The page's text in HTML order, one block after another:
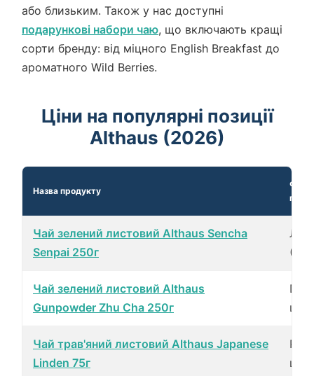
або близьким. Також у нас доступні
подарункові набори чаю, що включають кращі
сорти бренду: від міцного English Breakfast до
ароматного Wild Berries.
Ціни на популярні позиції
Althaus (2026)
Назва продукту
Чай зелений листовий Althaus Sencha
Senpai 250г
Чай зелений листовий Althaus
Gunpowder Zhu Cha 250г
Deli
шт)
Чай трав'яний листовий Althaus Japanese
Linden 75г
шт)